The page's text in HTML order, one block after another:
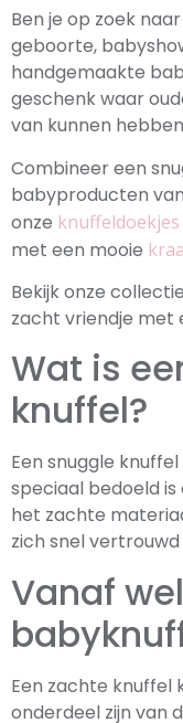
Ben je op zoek
geboorte,
handgemaakte
geschenk waar
van kunnen
Combineer een
babyproducten
onze knuffeldoekjes
met een mooie
Bekijk onze
zacht vriendje met
Wat is
knuffel?
Een snuggle
speciaal bedoeld
het zachte
zich snel
Vanaf
Een zachte knuffel
onderdeel zijn van